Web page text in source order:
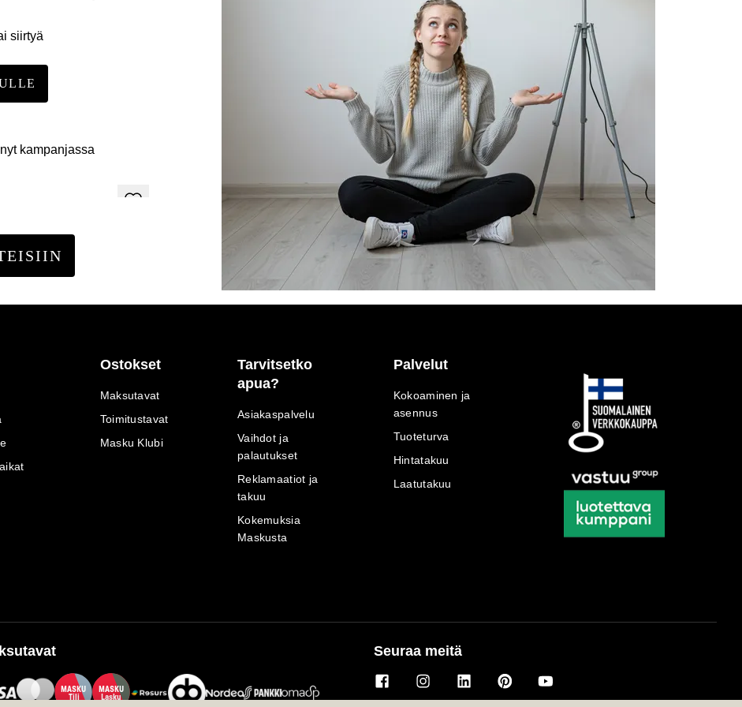
siirtyä
kampanjassa
Ostokset
Maksutavat
Toimitustavat
Masku Klubi
Tarvitsetko
apua?
Asiakaspalvelu
Vaihdot ja
palautukset
Reklamaatiot ja
takuu
Kokemuksia
Maskusta
Palvelut
Kokoaminen ja
asennus
Tuoteturva
Hintatakuu
Laatutakuu
MASKU
Tili
MASKU
Lasku
Seuraa meitä